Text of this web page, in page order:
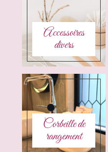
Accessoires
divers
Corbeille de
rangement